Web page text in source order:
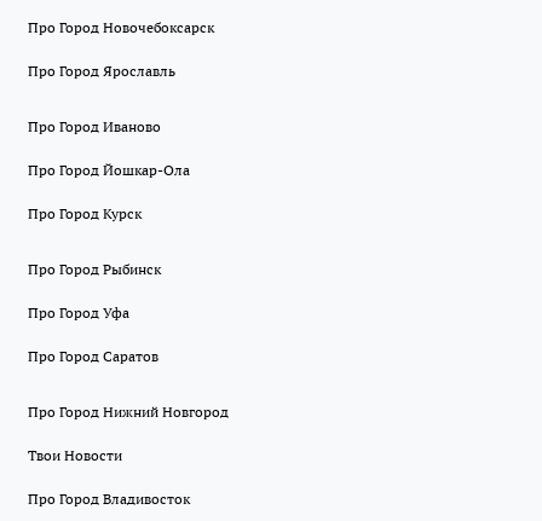
Про Город Новочебоксарск
Про Город Ярославль
Про Город Иваново
Про Город Йошкар-Ола
Про Город Курск
Про Город Рыбинск
Про Город Уфа
Про Город Саратов
Про Город Нижний Новгород
Твои Новости
Про Город Владивосток